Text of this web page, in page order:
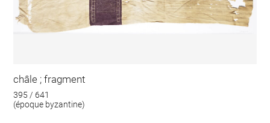
châle ; fragment
395 / 641
(époque byzantine)